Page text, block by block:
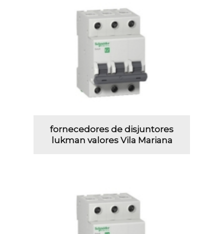
fornecedores de disjuntores
lukman valores Vila Mariana